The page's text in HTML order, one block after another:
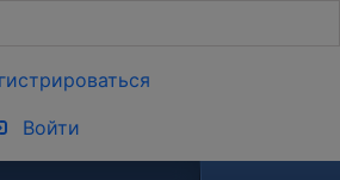
Войти